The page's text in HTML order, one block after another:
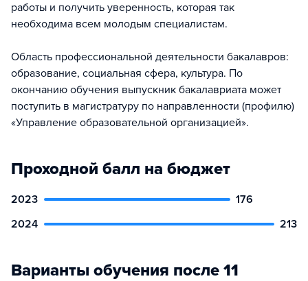
работы и получить уверенность, которая так
необходима всем молодым специалистам.
Область профессиональной деятельности бакалавров:
образование, социальная сфера, культура. По
окончанию обучения выпускник бакалавриата может
поступить в магистратуру по направленности (профилю)
«Управление образовательной организацией».
Проходной балл на бюджет
2023
176
2024
213
Варианты обучения после 11